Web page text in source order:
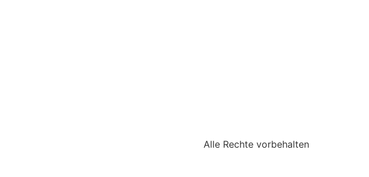
Alle Rechte vorbehalten